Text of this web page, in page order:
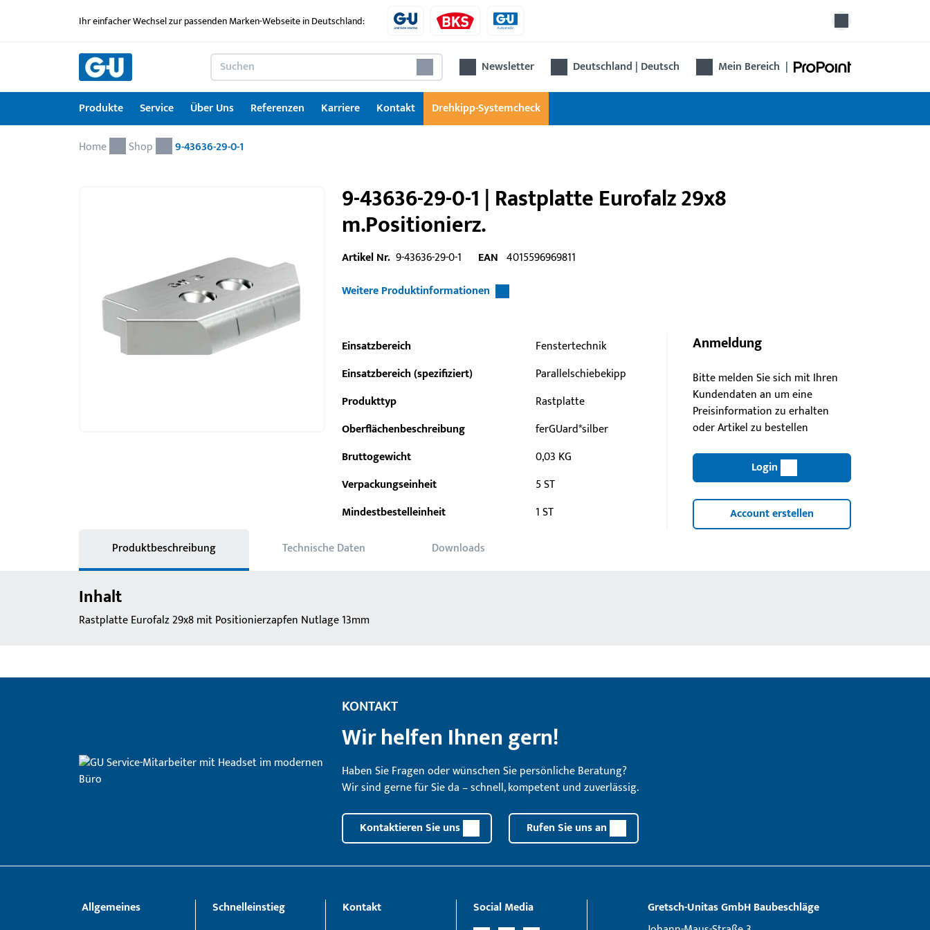
Ihr einfacher Wechsel zur passenden Marken-Webseite in Deutschland:
Newsletter Deutschland | Deutsch Mein Bereich |
Produkte
Produkte
Service
Service
Seminare
Über Uns
Über Uns
Referenzen
Referenzen
Karriere
Karriere
Kontakt
Kontakt
Drehkipp-Systemcheck
Drehkipp-Systemcheck
Home Shop 9-43636-29-0-1
9-43636-29-0-1 | Rastplatte Eurofalz 29x8
m.Positionierz.
Artikel Nr. 9-43636-29-0-1 EAN 4015596969811
Weitere Produktinformationen
Einsatzbereich
Fenstertechnik
Einsatzbereich (spezifiziert)
Parallelschiebekipp
Produkttyp
Rastplatte
Oberflächenbeschreibung
ferGUard*silber
Bruttogewicht
0,03 KG
Verpackungseinheit
5 ST
Mindestbestelleinheit
1 ST
Anmeldung
Bitte melden Sie sich mit Ihren
Kundendaten an um eine
Preisinformation zu erhalten
oder Artikel zu bestellen
Login
Account erstellen
Produktbeschreibung
Technische Daten Downloads
Inhalt
Rastplatte Eurofalz 29x8 mit Positionierzapfen Nutlage 13mm
KONTAKT
Wir helfen Ihnen gern!
Haben Sie Fragen oder wünschen Sie persönliche Beratung?
Wir sind gerne für Sie da – schnell, kompetent und zuverlässig.
Kontaktieren Sie uns Rufen Sie uns an
Allgemeines
Schnelleinstieg
Kontakt
Social Media
Gretsch­-Unitas GmbH Baubeschläge